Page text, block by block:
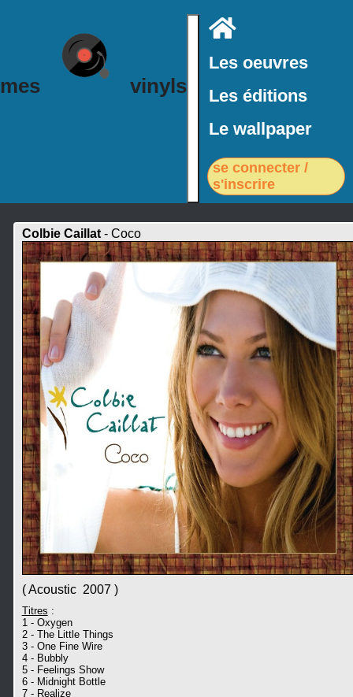
mes vinyls
Accueil
Les oeuvres
Les éditions
Le wallpaper
se connecter /
s'inscrire
Colbie Caillat- Coco
( Acoustic 2007 )
Titres :
1 - Oxygen
2 - The Little Things
3 - One Fine Wire
4 - Bubbly
5 - Feelings Show
6 - Midnight Bottle
7 - Realize